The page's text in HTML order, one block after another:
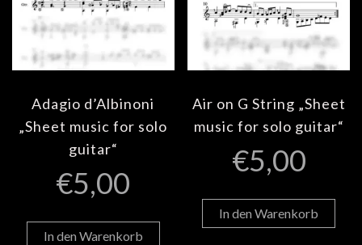
Adagio d’Albinoni
„Sheet music for solo
guitar“
€5,00
In den Warenkorb
Air on G String „Sheet
music for solo guitar“
€5,00
In den Warenkorb